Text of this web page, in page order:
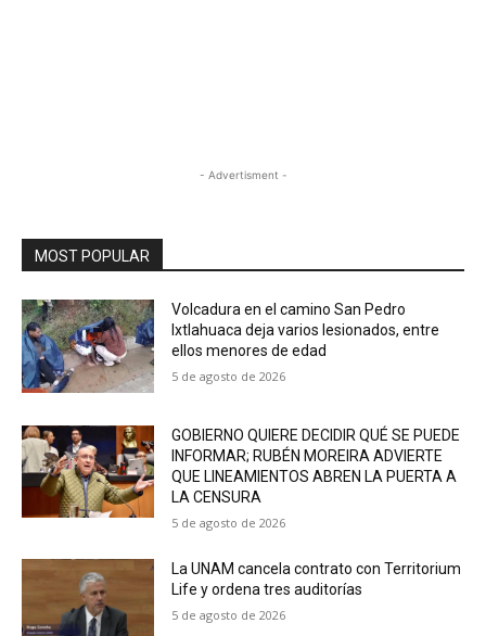
- Advertisment -
MOST POPULAR
Volcadura en el camino San Pedro
Ixtlahuaca deja varios lesionados, entre
ellos menores de edad
5 de agosto de 2026
GOBIERNO QUIERE DECIDIR QUÉ SE PUEDE
INFORMAR; RUBÉN MOREIRA ADVIERTE
QUE LINEAMIENTOS ABREN LA PUERTA A
LA CENSURA
5 de agosto de 2026
La UNAM cancela contrato con Territorium
Life y ordena tres auditorías
5 de agosto de 2026